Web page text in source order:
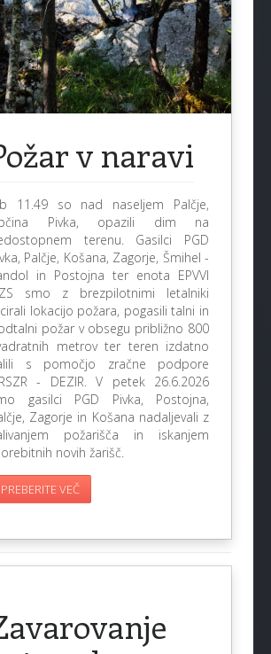
v naravi
11.49 so nad naseljem Palčje,
Pivka, opazili dim na
terenu. Gasilci PGD
Palčje, Košana, Zagorje, Šmihel -
in Postojna ter enota EPVVI
smo z brezpilotnimi letalniki
lokacijo požara, pogasili talni in
požar v obsegu približno 800
metrov ter teren izdatno
s pomočjo zračne podpore
- DEZIR. V petek 26.6.2026
gasilci PGD Pivka, Postojna,
Zagorje in Košana nadaljevali z
požarišča in iskanjem
novih žarišč.
PREBERITE VEČ